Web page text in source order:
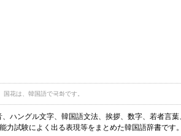
国花は、韓国語で국화です。
ハングル文字、韓国語文法、挨拶、数字、若者言
力試験によく出る表現等をまとめた韓国語辞書です。